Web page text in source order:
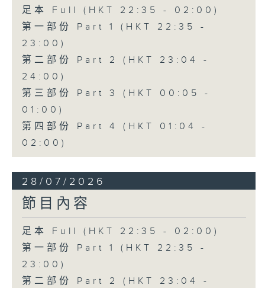
足本 Full (HKT 22:35 - 02:00)
第一部份 Part 1 (HKT 22:35 -
23:00)
第二部份 Part 2 (HKT 23:04 -
24:00)
第三部份 Part 3 (HKT 00:05 -
01:00)
第四部份 Part 4 (HKT 01:04 -
02:00)
28/07/2026
節目內容
足本 Full (HKT 22:35 - 02:00)
第一部份 Part 1 (HKT 22:35 -
23:00)
第二部份 Part 2 (HKT 23:04 -